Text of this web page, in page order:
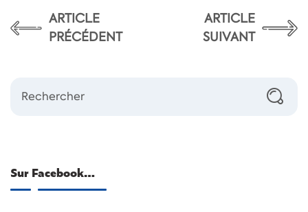
ARTICLE
PRÉCÉDENT
ARTICLE
SUIVANT
Sur Facebook…